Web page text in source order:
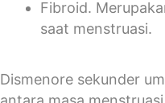
Fibroid.
saat menstruasi.
Dismenore sekunder